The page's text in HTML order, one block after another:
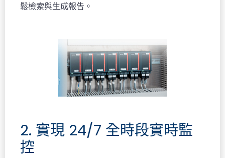
鬆檢索與生成報告。
2. 實現 24/7 全時段實時監
控